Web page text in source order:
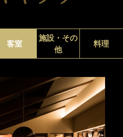
客室
施設・その
他
料理